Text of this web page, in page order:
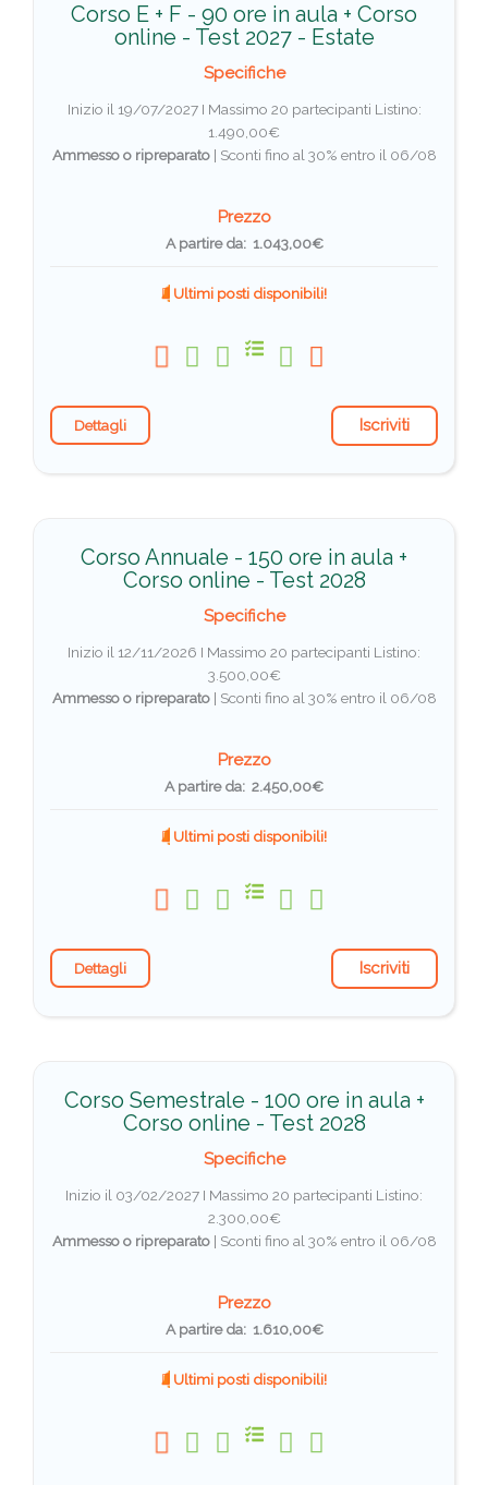
Corso E + F - 90 ore in aula + Corso
online - Test 2027 - Estate
Specifiche
Inizio il 19/07/2027 I Massimo 20 partecipanti Listino:
1.490,00€
Ammesso o ripreparato| Sconti fino al 30% entro il 06/08
Prezzo
A partire da: 1.043,00€
Ultimi posti disponibili!
Dettagli Iscriviti
Corso Annuale - 150 ore in aula +
Corso online - Test 2028
Specifiche
Inizio il 12/11/2026 I Massimo 20 partecipanti Listino:
3.500,00€
Ammesso o ripreparato| Sconti fino al 30% entro il 06/08
Prezzo
A partire da: 2.450,00€
Ultimi posti disponibili!
Dettagli Iscriviti
Corso Semestrale - 100 ore in aula +
Corso online - Test 2028
Specifiche
Inizio il 03/02/2027 I Massimo 20 partecipanti Listino:
2.300,00€
Ammesso o ripreparato| Sconti fino al 30% entro il 06/08
Prezzo
A partire da: 1.610,00€
Ultimi posti disponibili!